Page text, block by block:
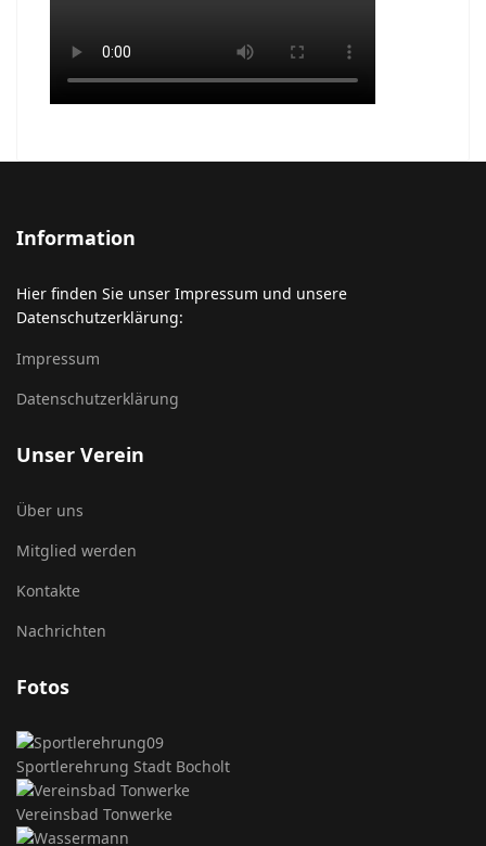
Information
Hier finden Sie unser Impressum und unsere
Datenschutzerklärung:
Impressum
Datenschutzerklärung
Unser Verein
Über uns
Mitglied werden
Kontakte
Nachrichten
Fotos
Sportlerehrung Stadt Bocholt
Vereinsbad Tonwerke